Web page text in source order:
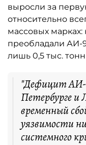
выросли за
относительно
массовых марках:
преобладали АИ-
лишь 0,5 тыс.
"Дефицит АИ-
Петербурге и
временный
уязвимости
системного